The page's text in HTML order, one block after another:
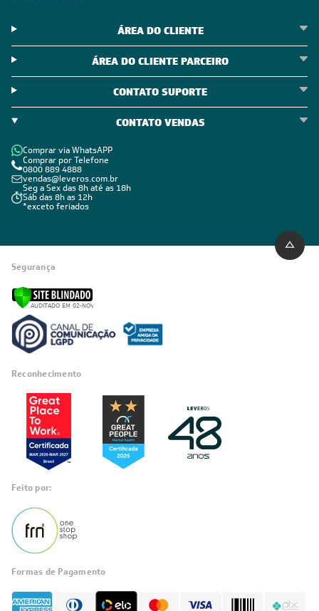
ÁREA DO CLIENTE
ÁREA DO CLIENTE PARCEIRO
CONTATO SUPORTE
CONTATO VENDAS
Comprar via WhatsAPP
Comprar por Telefone
0800 889 4888
vendas@leveros.com.br
Seg a Sex das 8h até as 18h
Sáb das 8h as 12h
*exceto feriados
Segurança
Reconhecimento
Feito por:
Formas de Pagamento
Fale com a LIA